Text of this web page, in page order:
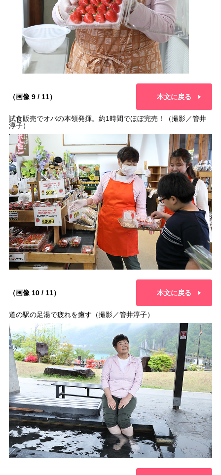
（画像 9 / 11） 本文に戻る
試食販売でオバの本領発揮。約1時間でほぼ完売！（撮影／管井
淳子）
（画像 10 / 11） 本文に戻る
道の駅の足湯で疲れを癒す（撮影／管井淳子）